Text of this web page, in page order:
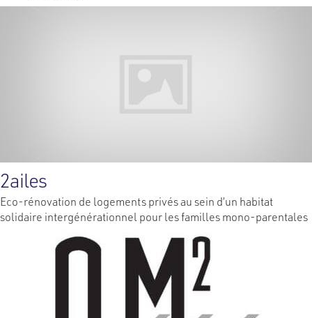
2ailes
Eco-rénovation de logements privés au sein d’un habitat
solidaire intergénérationnel pour les familles mono-parentales